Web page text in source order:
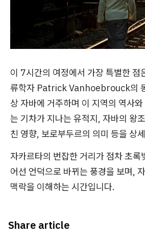
이 7시간의 여정에서 가장 특별한 점
류학자 Patrick Vanhoebrouck의
상 자바에 거주하며 이 지역의 역사
는 기차가 지나는 유적지, 자바의 왕
친 영향, 보로부두르의 의미 등을 상
자카르타의 번잡한 거리가 점차 초록
어선 언덕으로 바뀌는 풍경을 보며,
맥락을 이해하는 시간입니다.
Share article